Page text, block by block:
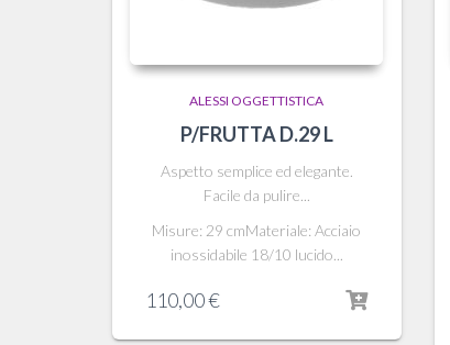
ALESSI OGGETTISTICA
P/FRUTTA D.29 L
Aspetto semplice ed elegante.
Facile da pulire...
Misure: 29 cmMateriale: Acciaio
inossidabile 18/10 lucido...
110,00€